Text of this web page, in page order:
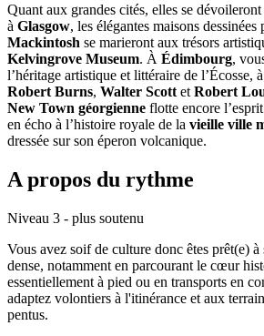
Quant aux grandes cités, elles se
à Glasgow, les élégantes maisons dessinées
Mackintosh se marieront aux trésors
Kelvingrove Museum. À Édimbourg,
l’héritage artistique et littéraire de l’Écosse,
Robert Burns, Walter Scott et Robert
New Town géorgienne flotte encore
en écho à l’histoire royale de la vieille ville
dressée sur son éperon volcanique.
A propos du rythme
Niveau 3 - plus soutenu
Vous avez soif de culture donc êtes prêt(e)
dense, notamment en parcourant le cœur
essentiellement à pied ou en transports en
adaptez volontiers à l'itinérance et aux
pentus.